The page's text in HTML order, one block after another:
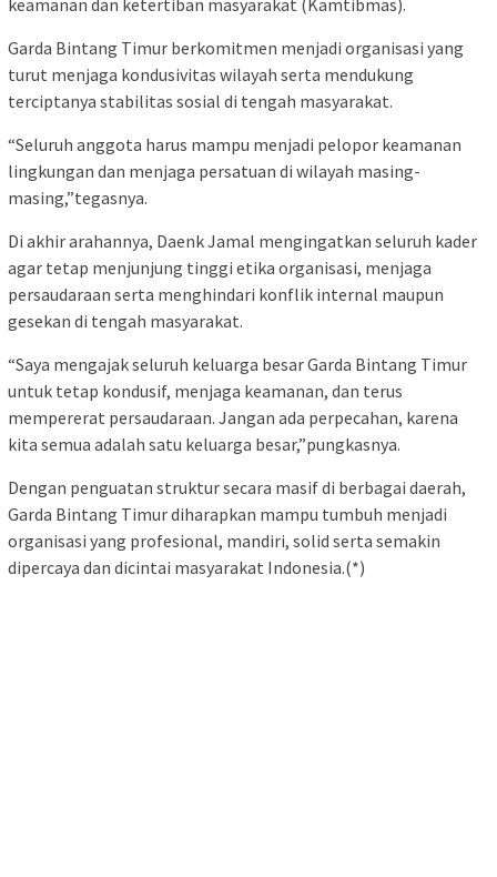
keamanan dan ketertiban masyarakat (Kamtibmas).
Garda Bintang Timur berkomitmen menjadi organisasi yang
turut menjaga kondusivitas wilayah serta mendukung
terciptanya stabilitas sosial di tengah masyarakat.
“Seluruh anggota harus mampu menjadi pelopor keamanan
lingkungan dan menjaga persatuan di wilayah masing-
masing,”tegasnya.
Di akhir arahannya, Daenk Jamal mengingatkan seluruh kader
agar tetap menjunjung tinggi etika organisasi, menjaga
persaudaraan serta menghindari konflik internal maupun
gesekan di tengah masyarakat.
“Saya mengajak seluruh keluarga besar Garda Bintang Timur
untuk tetap kondusif, menjaga keamanan, dan terus
mempererat persaudaraan. Jangan ada perpecahan, karena
kita semua adalah satu keluarga besar,”pungkasnya.
Dengan penguatan struktur secara masif di berbagai daerah,
Garda Bintang Timur diharapkan mampu tumbuh menjadi
organisasi yang profesional, mandiri, solid serta semakin
dipercaya dan dicintai masyarakat Indonesia.(*)